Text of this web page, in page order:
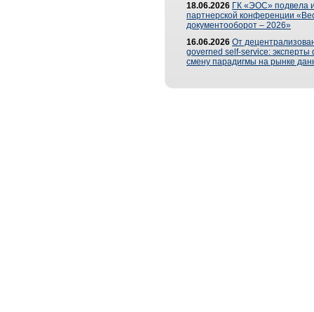
18.06.2026 ГК «ЭОС» подвела
партнерской конференции
документооборот – 2026»
16.06.2026 От
governed self-service: эксперты
смену парадигмы на рынке